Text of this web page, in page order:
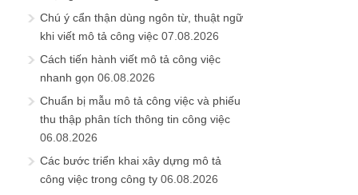
Chú ý cẩn thận dùng ngôn từ, thuật ngữ
khi viết mô tả công việc 07.08.2026
Cách tiến hành viết mô tả công việc
nhanh gọn 06.08.2026
Chuẩn bị mẫu mô tả công việc và phiếu
thu thập phân tích thông tin công việc
06.08.2026
Các bước triển khai xây dựng mô tả
công việc trong công ty 06.08.2026